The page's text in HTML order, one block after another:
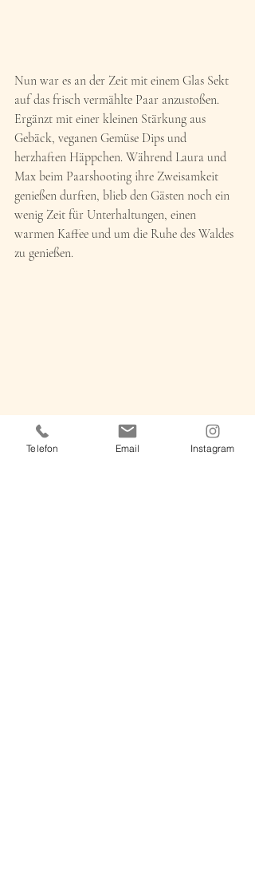
Nun war es an der Zeit mit einem Glas Sekt
auf das frisch vermählte Paar anzustoßen.
Ergänzt mit einer kleinen Stärkung aus
Gebäck, veganen Gemüse Dips und
herzhaften Häppchen. Während Laura und
Max beim Paarshooting ihre Zweisamkeit
genießen durften, blieb den Gästen noch ein
wenig Zeit für Unterhaltungen, einen
warmen Kaffee und um die Ruhe des Waldes
zu genießen.
Telefon Email Instagram